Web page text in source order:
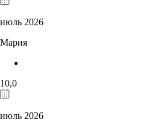
июль 2026
Мария
10,0
июль 2026